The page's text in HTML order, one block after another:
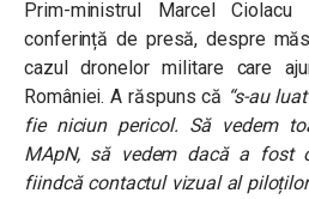
Prim-ministrul Marcel
conferință de presă, despre
cazul dronelor militare care
României. A răspuns că “s-au
fie niciun pericol. Să vedem
MApN, să vedem dacă a fost
fiindcă contactul vizual al